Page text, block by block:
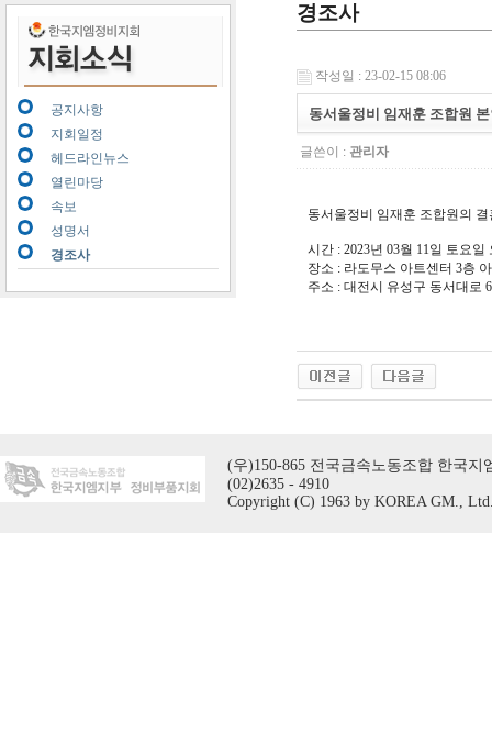
공지사항
지회일정
헤드라인뉴스
열린마당
속보
성명서
경조사
경조사
작성일 : 23-02-15 08:06
동서울정비 임재훈 조합원
글쓴이 : 관리자
동서울정비 임재훈 조합원의
시간 : 2023년 03월 11일 토요일
장소 : 라도무스 아트센터 3층
주소 : 대전시 유성구 동서대로
(우)150-865 전국금속노동조합 한국
(02)2635 - 4910
Copyright (C) 1963 by KOREA GM.,